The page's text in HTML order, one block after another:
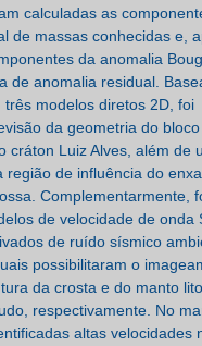
calculadas as
de massas conhecidas e,
da anomalia
de anomalia residual.
três modelos diretos 2D, foi
da geometria do bloco
cráton Luiz Alves, além de
região de influência do
Complementarmente,
de velocidade de onda
de ruído sísmico
possibilitaram o
da crosta e do manto
respectivamente. No
altas velocidades